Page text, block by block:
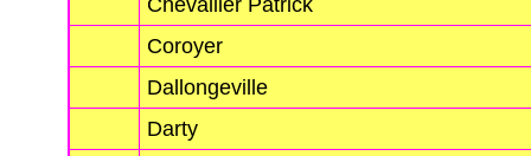
Coroyer
Dallongeville
Darty